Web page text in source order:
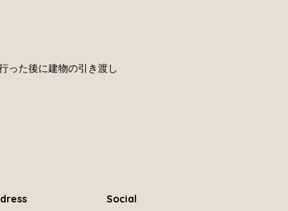
った後に建物の引き渡し
Social